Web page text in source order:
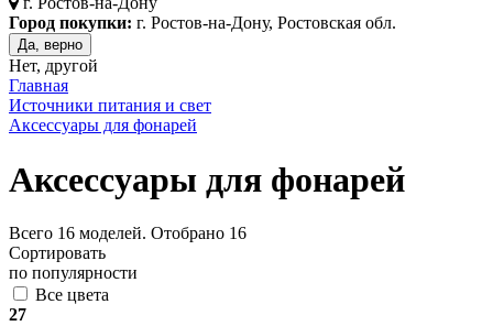
Город покупки: г. Ростов-на-Дону, Ростовская обл.
Да, верно
Нет, другой
Главная
Источники питания и свет
Аксессуары для фонарей
Аксессуары для фонарей
Всего 16 моделей. Отобрано 16
Сортировать
по популярности
Все цвета
27